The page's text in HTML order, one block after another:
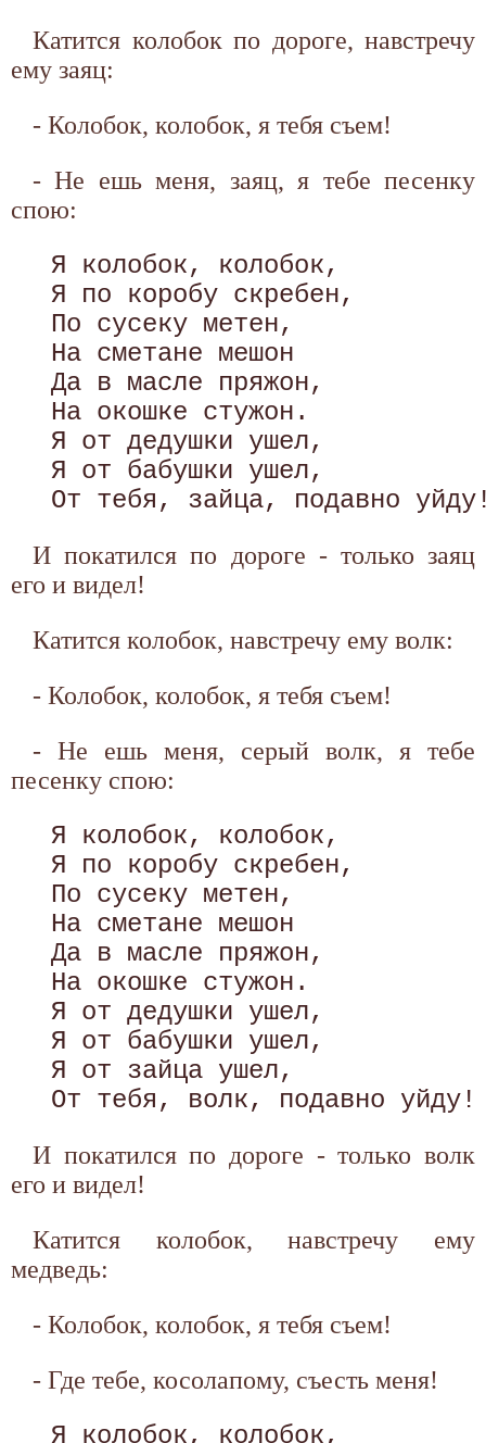
Катится колобок по дороге, навстречу
ему заяц:
- Колобок, колобок, я тебя съем!
- Не ешь меня, заяц, я тебе песенку
спою:
Я колобок, колобок,
Я по коробу скребен,
По сусеку метен,
На сметане мешон
Да в масле пряжон,
На окошке стужон.
Я от дедушки ушел,
Я от бабушки ушел,
И покатился по дороге - только заяц
его и видел!
Катится колобок, навстречу ему волк:
- Колобок, колобок, я тебя съем!
- Не ешь меня, серый волк, я тебе
песенку спою:
Я колобок, колобок,
Я по коробу скребен,
По сусеку метен,
На сметане мешон
Да в масле пряжон,
На окошке стужон.
Я от дедушки ушел,
Я от бабушки ушел,
Я от зайца ушел,
И покатился по дороге - только волк
его и видел!
Катится колобок, навстречу ему
медведь:
- Колобок, колобок, я тебя съем!
- Где тебе, косолапому, съесть меня!
Я колобок, колобок,